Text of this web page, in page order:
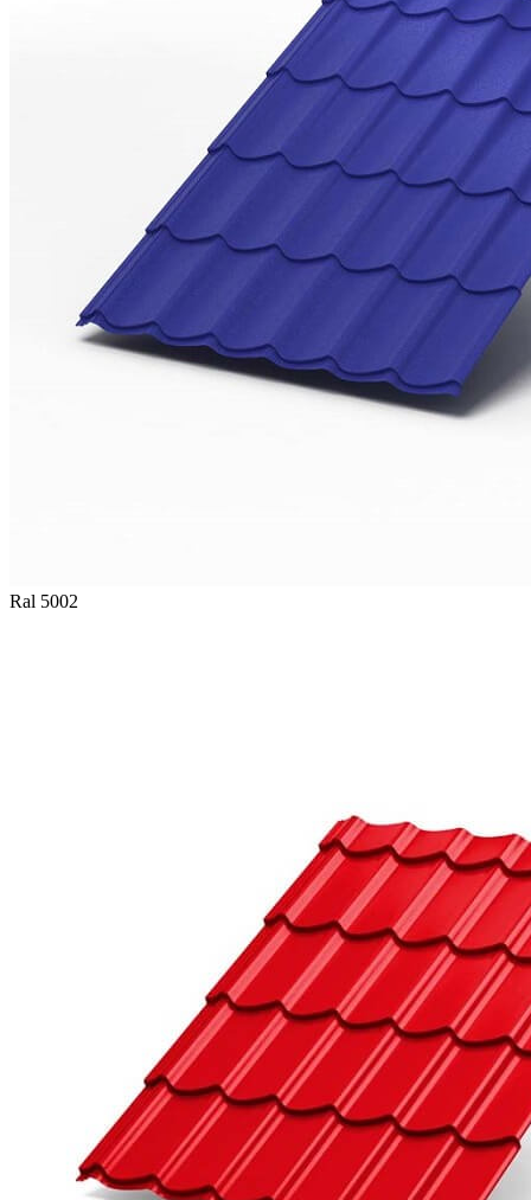
Ral 5002